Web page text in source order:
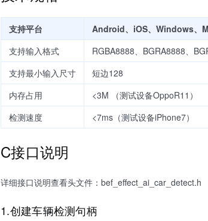
支持平台
Android、iOS、Windows、
支持输入格式
RGBA8888、BGRA8888、
支持最小输入尺寸
短边128
内存占用
<3M （测试设备OppoR11）
检测速度
<7ms（测试设备iPhone7）
C接口说明
详细接口说明查看头文件：bef_effect_ai_car_detect.h
1.创建车辆检测句柄